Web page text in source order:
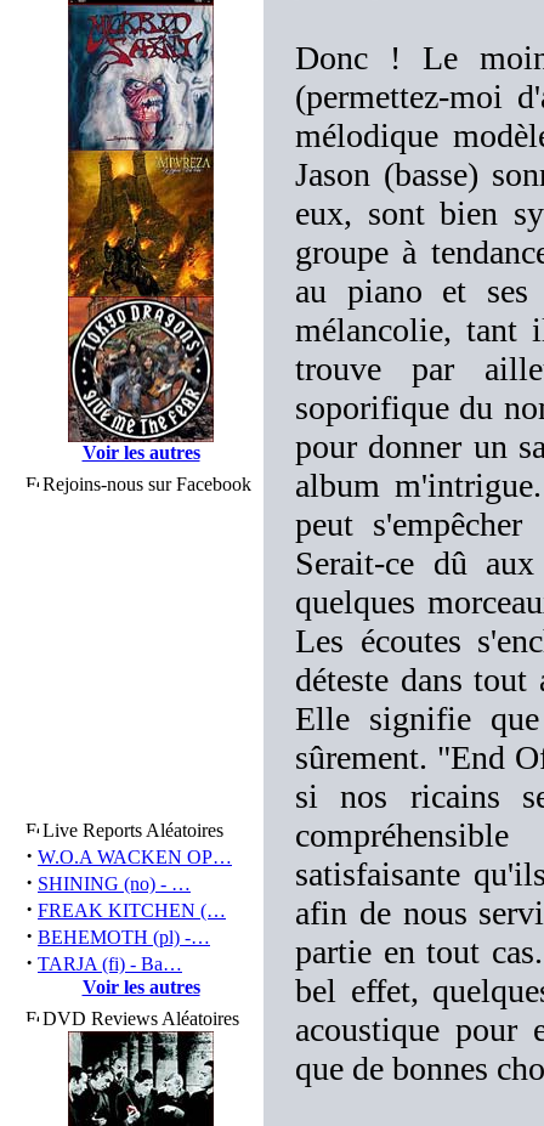
Voir les autres
Rejoins-nous sur Facebook
Live Reports Aléatoires
· W.O.A WACKEN OP…
· SHINING (no) - …
· FREAK KITCHEN (…
· BEHEMOTH (pl) -…
· TARJA (fi) - Ba…
Voir les autres
DVD Reviews Aléatoires
Donc ! Le
(permettez-moi
mélodique
Jason (basse)
eux, sont bien
groupe à
au piano et
mélancolie, tant
trouve par
soporifique du
pour donner un
album
peut
Serait-ce dû
quelques
Les écoutes
déteste dans
Elle signifie
sûrement. "End
si nos ricains
satisfaisante
afin de nous
partie en tout
bel effet,
acoustique pour
que de bonnes